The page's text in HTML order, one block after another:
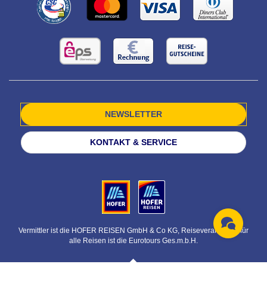
NEWSLETTER
KONTAKT & SERVICE
Vermittler ist die HOFER REISEN GmbH & Co KG, Reiseveranstalter für
alle Reisen ist die Eurotours Ges.m.b.H.